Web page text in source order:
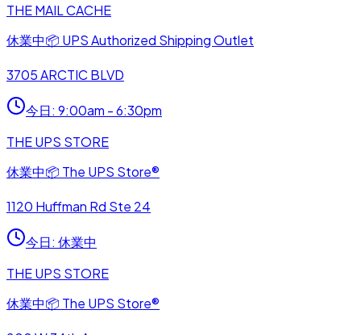
THE MAIL CACHE
休業中📦 UPS Authorized Shipping Outlet
3705 ARCTIC BLVD
今日: 9:00am - 6:30pm
THE UPS STORE
休業中📦 The UPS Store®
1120 Huffman Rd Ste 24
今日: 休業中
THE UPS STORE
休業中📦 The UPS Store®